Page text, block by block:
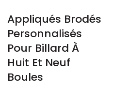
Appliqués Brodés
Personnalisés
Pour Billard À
Huit Et Neuf
Boules